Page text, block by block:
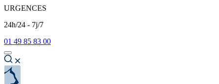
URGENCES
24h/24 - 7j/7
01 49 85 83 00